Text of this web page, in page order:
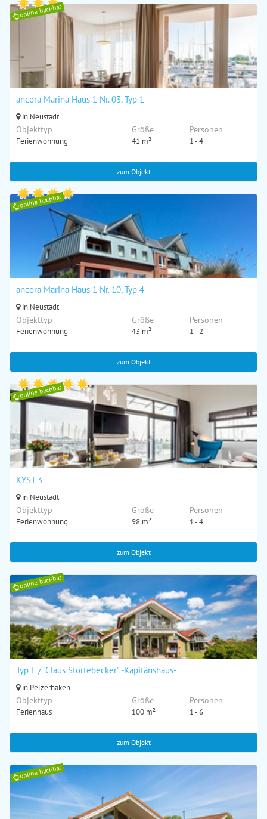
online buchbar
ancora Marina Haus 1 Nr. 03, Typ 1
in Neustadt
Objekttyp
Ferienwohnung
Größe
41 m²
Personen
1 - 4
zum Objekt
online buchbar
ancora Marina Haus 1 Nr. 10, Typ 4
in Neustadt
Objekttyp
Ferienwohnung
Größe
43 m²
Personen
1 - 2
zum Objekt
online buchbar
KYST 3
in Neustadt
Objekttyp
Ferienwohnung
Größe
98 m²
Personen
1 - 4
zum Objekt
online buchbar
Typ F / "Claus Störtebecker" -Kapitänshaus-
in Pelzerhaken
Objekttyp
Ferienhaus
Größe
100 m²
Personen
1 - 6
zum Objekt
online buchbar